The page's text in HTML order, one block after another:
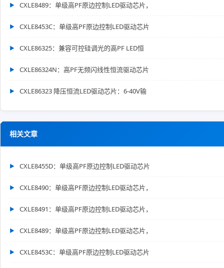
CXLE8489：单级高PF原边控制LED驱动芯片，
CXLE8453C：单级高PF原边控制LED驱动芯片
CXLE86325：兼容可控硅调光的高PF LED恒
CXLE86324N：高PF无频闪线性恒流驱动芯片
CXLE86323 降压恒流LED驱动芯片：6-40V输
相关文章
CXLE8455D：单级高PF原边控制LED驱动芯片
CXLE8490：单级高PF原边控制LED驱动芯片，
CXLE8491：单级高PF原边控制LED驱动芯片，
CXLE8489：单级高PF原边控制LED驱动芯片，
CXLE8453C：单级高PF原边控制LED驱动芯片